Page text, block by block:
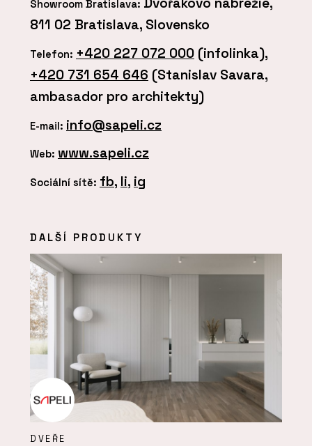
Showroom Bratislava:
811 02 Bratislava, Slovensko
Telefon: +420 227 072 000 (infolinka),
+420 731 654 646 (Stanislav Savara,
ambasador pro architekty)
E-mail: info@sapeli.cz
Web: www.sapeli.cz
Sociální sítě: fb, li, ig
DALŠÍ PRODUKTY
DVEŘE